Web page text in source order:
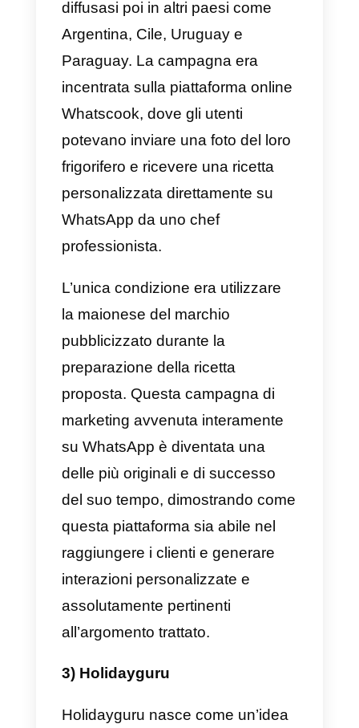
ineceppibile, migliorando così
l’interazione con i clienti e
aumentando le vendite.
1) Campagna Accor di
successo
Negli hotel Accor situati nel
Regno Unito ed in Irlanda, agli
ospiti viene fornito un numero di
telefono WhatsApp insieme alla
chiave della camera. In questo
modo possono comunicare in
maniera rapida e semplicissima
direttamente con l’hotel per
richiedere differenti servizi, come
prenotare un tavolo al ristorante,
richiedere degli asciugamani
aggiuntivi o persino ordinare la
cena dal servizio in camera.